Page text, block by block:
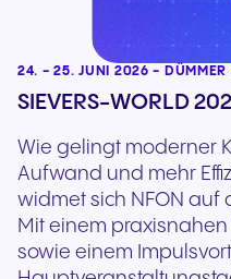
24. - 25. JUNI 2026 - DÜMMER
SIEVERS-WORLD
Wie gelingt moderner
Aufwand und mehr
widmet sich NFON auf
Mit einem
sowie einem